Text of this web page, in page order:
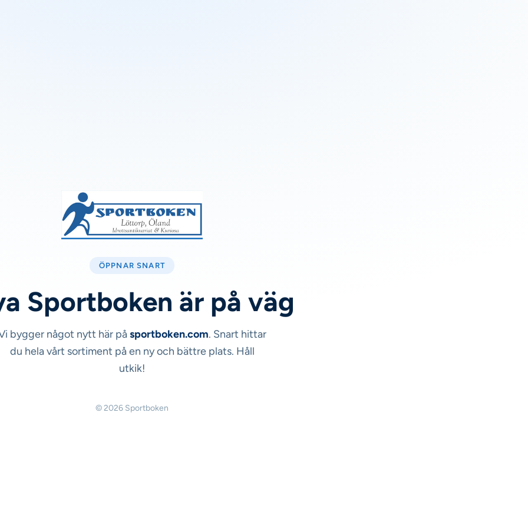
ÖPPNAR SNART
Sportboken är på väg
bygger något nytt här påsportboken.com. Snart hittar
du hela vårt sortiment på en ny och bättre plats. Håll
utkik!
© 2026 Sportboken